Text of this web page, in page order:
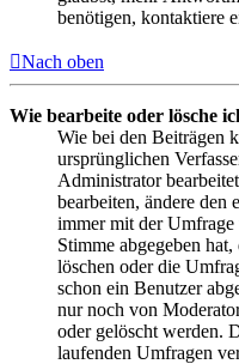
benötigen, kontaktiere
Nach oben
Wie bearbeite oder lösche
Wie bei den Beiträgen
ursprünglichen
Administrator
bearbeiten, ändere den
immer mit der
Stimme abgegeben
löschen oder die
schon ein Benutzer
nur noch von
oder gelöscht werden.
laufenden Umfragen